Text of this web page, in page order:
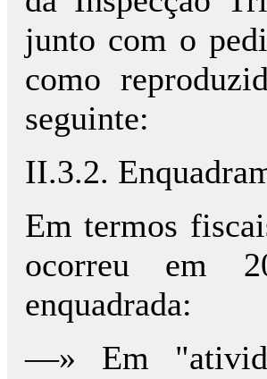
junto com o
como
seguinte:
II.3.2.
Em termos
ocorreu em
enquadrada:
—» Em